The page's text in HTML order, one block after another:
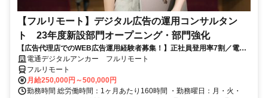
【フルリモート】デジタル広告の運用コンサルタン
ト 23年度新設部門オープニング・部門強化
【広告代理店でのWEB広告運用経験者募集！】正社員登用率7割／電通
G／全国×完全在宅／年休126日・土日祝休み／残業月平均4時間19分
電通デジタルアンカー フルリモート
フルリモート
月給250,000円～500,000円
勤務時間 総労働時間：1ヶ月あたり160時間 ・勤務曜日：月・火・